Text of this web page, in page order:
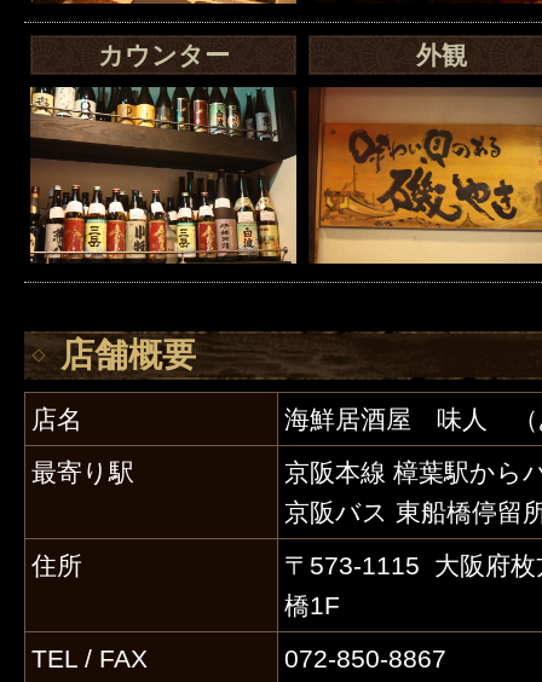
カウンター 外観
店舗概要
店名
海鮮居酒屋 味人 （
最寄り駅
京阪本線 樟葉駅から
京阪バス 東船橋停留
住所
〒573-1115 大阪府
橋1F
TEL / FAX
072-850-8867